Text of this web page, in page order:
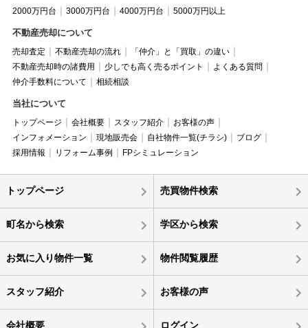
2000万円台 3000万円台 4000万円台 5000万円以上
不動産売却について
売却査定 不動産売却の流れ
「仲介」と「買取」の違い
不動産売却時の諸費用
少しでも高く売るポイント
よくある質問
仲介手数料について
相続相談
当社について
トップページ 会社概要 スタッフ紹介
お客様の声
インフォメーション
現地販売会 自社物件一覧(チラシ)
ブログ
採用情報
リフォーム事例 FPシミュレーション
トップページ 売買物件検索
町名から検索 学区から検索
お気に入り物件一覧 物件閲覧履歴
スタッフ紹介 お客様の声
会社概要 ログイン